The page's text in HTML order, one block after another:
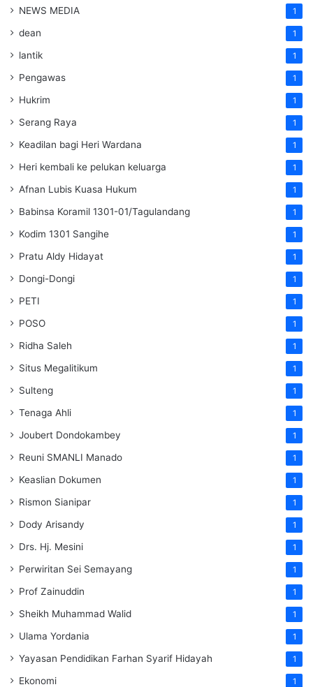
NEWS MEDIA 1
dean 1
lantik 1
Pengawas 1
Hukrim 1
Serang Raya 1
Keadilan bagi Heri Wardana 1
Heri kembali ke pelukan keluarga 1
Afnan Lubis Kuasa Hukum 1
Babinsa Koramil 1301-01/Tagulandang 1
Kodim 1301 Sangihe 1
Pratu Aldy Hidayat 1
Dongi-Dongi 1
PETI 1
POSO 1
Ridha Saleh 1
Situs Megalitikum 1
Sulteng 1
Tenaga Ahli 1
Joubert Dondokambey 1
Reuni SMANLI Manado 1
Keaslian Dokumen 1
Rismon Sianipar 1
Dody Arisandy 1
Drs. Hj. Mesini 1
Perwiritan Sei Semayang 1
Prof Zainuddin 1
Sheikh Muhammad Walid 1
Ulama Yordania 1
Yayasan Pendidikan Farhan Syarif Hidayah 1
Ekonomi 1